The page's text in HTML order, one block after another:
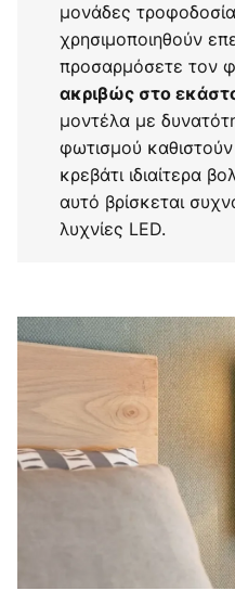
μονάδες
χρησιμοποιηθούν
προσαρμόσετε τον
ακριβώς στο
μοντέλα με
φωτισμού
κρεβάτι ιδιαίτερα
αυτό βρίσκεται
λυχνίες LED.